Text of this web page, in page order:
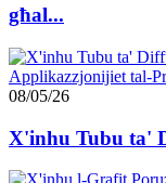
għal...
08/05/26
X'inhu Tubu ta'